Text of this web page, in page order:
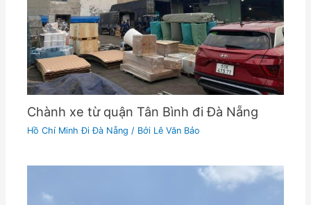
Chành xe từ quận Tân Bình đi Đà Nẵng
Hồ Chí Minh Đi Đà Nẵng / Bởi Lê Văn Bảo